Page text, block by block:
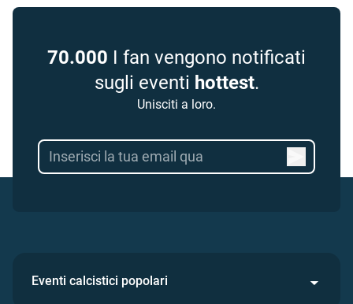
70.000 I fan vengono notificati
sugli eventi hottest.
Unisciti a loro.
Eventi calcistici popolari